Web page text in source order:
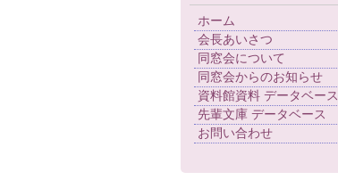
ホーム
会長あいさつ
同窓会について
同窓会からのお知らせ
資料館資料 データベース
先輩文庫 データベース
お問い合わせ